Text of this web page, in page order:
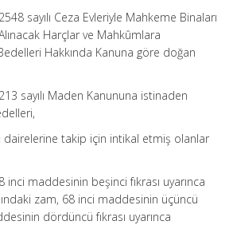
sayılı Ceza Evleriyle Mahkeme Binaları
Alınacak Harçlar ve Mahkûmlara
Hakkında Kanuna göre doğan
sayılı Maden Kanununa istinaden
dairelerine takip için intikal etmiş olanlar
inci maddesinin beşinci fıkrası uyarınca
zam, 68 inci maddesinin üçüncü
dördüncü fıkrası uyarınca